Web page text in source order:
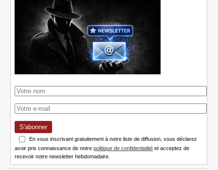
S'abonner
En vous inscrivant gratuitement à notre liste de diffusion, vous déclarez
avoir pris connaissance de notrepolitique de confidentialité et acceptez de
recevoir notre newsletter hebdomadaire.